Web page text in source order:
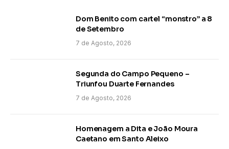
Dom Benito com cartel “monstro” a 8
de Setembro
7 de Agosto, 2026
Segunda do Campo Pequeno –
Triunfou Duarte Fernandes
7 de Agosto, 2026
Homenagem a Dita e João Moura
Caetano em Santo Aleixo